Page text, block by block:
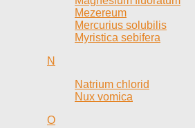
Mezereum
Mercurius solubilis
Myristica sebifera
N
Natrium chlorid
Nux vomica
O